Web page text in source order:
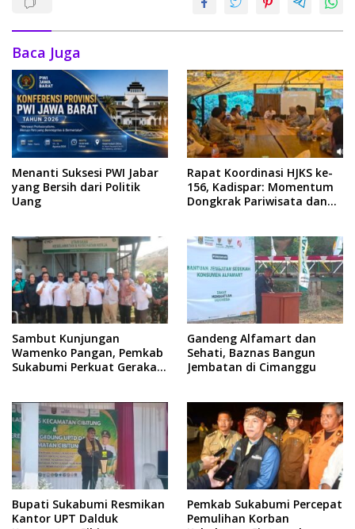
Baca Juga
Menanti Suksesi PWI Jabar
yang Bersih dari Politik
Uang
Rapat Koordinasi HJKS ke-
156, Kadispar: Momentum
Dongkrak Pariwisata dan
Sambut Kunjungan
Wamenko Pangan, Pemkab
Sukabumi Perkuat Gerakan
Gandeng Alfamart dan
Sehati, Baznas Bangun
Jembatan di Cimanggu
Bupati Sukabumi Resmikan
Kantor UPT Dalduk
Pemkab Sukabumi Percepat
Pemulihan Korban